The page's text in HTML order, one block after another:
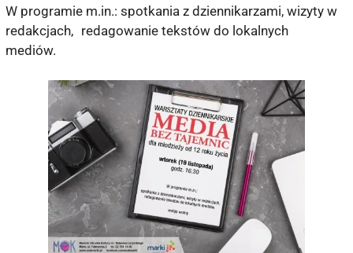
W programie m.in.: spotkania z dziennikarzami, wizyty w
redakcjach, redagowanie tekstów do lokalnych
mediów.